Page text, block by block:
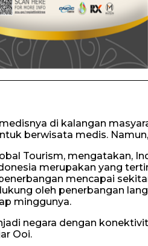
di kalangan
berwisata medis.
Tourism, mengatakan,
merupakan yang
mencapai
oleh penerbangan
minggunya.
negara dengan
Ooi.